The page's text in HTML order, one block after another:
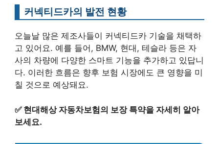
커넥티드카의 발전 현황
오늘날 많은 제조사들이 커넥티드카 기술을 채택하
고 있어요. 예를 들어, BMW, 현대, 테슬라 등은 자
사의 차량에 다양한 스마트 기능을 추가하고 있답니
다. 이러한 흐름은 향후 보험 시장에도 큰 영향을 미
칠 것으로 예상돼요.
✅ 현대해상 자동차보험의 보장 특약을 자세히 알아
보세요.